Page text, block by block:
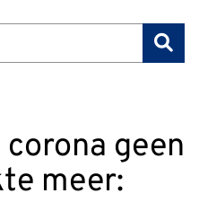
geen
meer: